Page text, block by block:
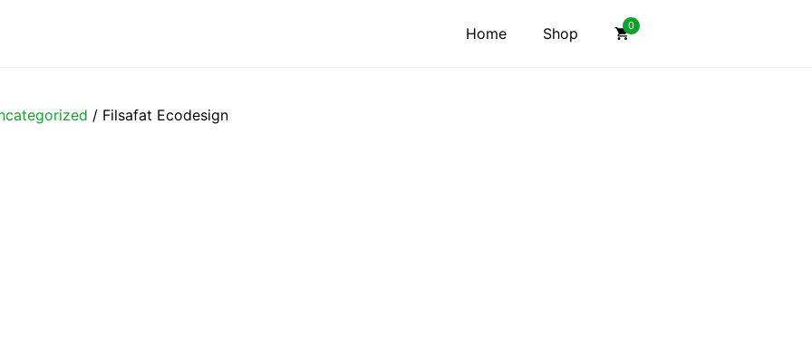
Home Shop 0
/ Filsafat Ecodesign